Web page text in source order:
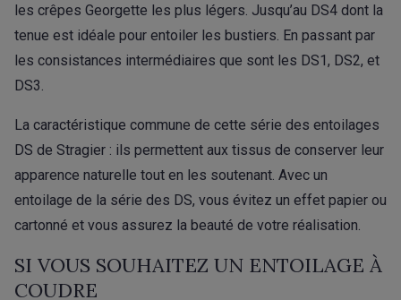
les crêpes Georgette les plus légers. Jusqu’au DS4 dont la
tenue est idéale pour entoiler les bustiers. En passant par
les consistances intermédiaires que sont les DS1, DS2, et
DS3.
La caractéristique commune de cette série des entoilages
DS de Stragier : ils permettent aux tissus de conserver leur
apparence naturelle tout en les soutenant. Avec un
entoilage de la série des DS, vous évitez un effet papier ou
cartonné et vous assurez la beauté de votre réalisation.
SI VOUS SOUHAITEZ UN ENTOILAGE À
COUDRE